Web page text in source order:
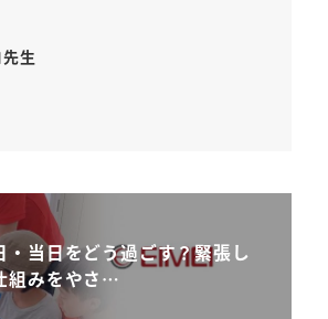
生
・当日をどう過ごす？緊張し
組みをやさ…